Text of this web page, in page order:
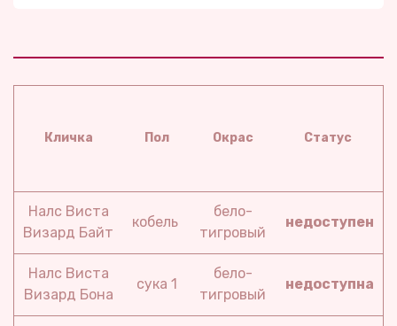
Кличка Пол Окрас Статус
Налс Виста
Визард Байт
кобель
бело-
тигровый
недоступен
Налс Виста
Визард Бона
сука 1
бело-
тигровый
недоступна